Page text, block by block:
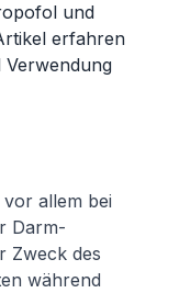
und
erfahren
Verwendung
allem bei
Darm-
Zweck des
während